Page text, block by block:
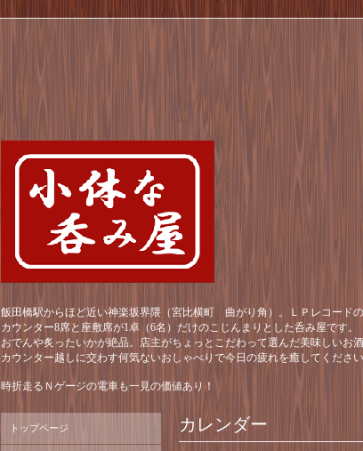
飯田橋駅からほど近い神楽坂界隈（宮比横町 曲がり角）。ＬＰレコードの
カウンター8席と座敷席が1卓（6名）だけのこじんまりとした呑み屋です。
おでんや炙ったいかが絶品。店主がちょっとこだわって選んだ美味しいお酒
カウンター越しに交わす何気ないおしゃべりで今日の疲れを癒してください
時折走るＮゲージの電車も一見の価値あり！
カレンダー
トップページ